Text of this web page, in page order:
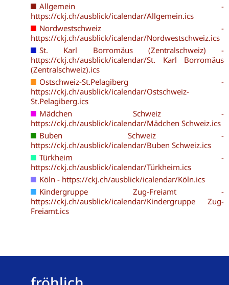
Allgemein -
https://ckj.ch/ausblick/icalendar/Allgemein.ics
Nordwestschweiz -
https://ckj.ch/ausblick/icalendar/Nordwestschweiz.ics
St. Karl Borromäus (Zentralschweiz) -
https://ckj.ch/ausblick/icalendar/St. Karl Borromäus
(Zentralschweiz).ics
Ostschweiz-St.Pelagiberg -
https://ckj.ch/ausblick/icalendar/Ostschweiz-
St.Pelagiberg.ics
Mädchen Schweiz -
https://ckj.ch/ausblick/icalendar/Mädchen Schweiz.ics
Buben Schweiz -
https://ckj.ch/ausblick/icalendar/Buben Schweiz.ics
Türkheim -
https://ckj.ch/ausblick/icalendar/Türkheim.ics
Köln - https://ckj.ch/ausblick/icalendar/Köln.ics
Kindergruppe Zug-Freiamt -
https://ckj.ch/ausblick/icalendar/Kindergruppe Zug-
Freiamt.ics